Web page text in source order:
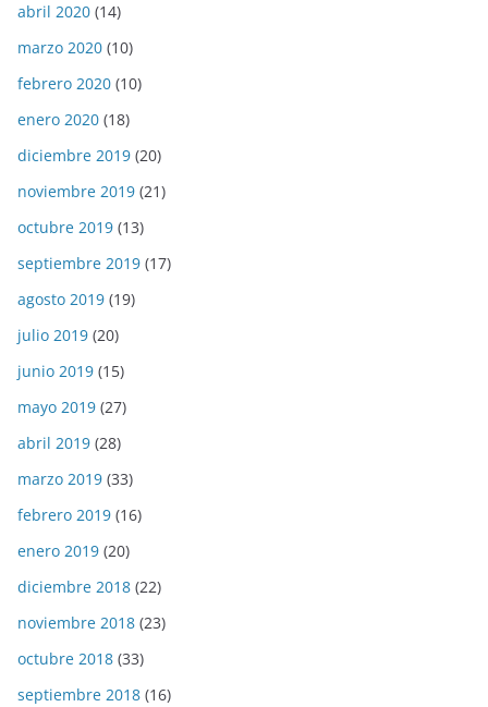
abril 2020 (14)
marzo 2020 (10)
febrero 2020 (10)
enero 2020 (18)
diciembre 2019 (20)
noviembre 2019 (21)
octubre 2019 (13)
septiembre 2019 (17)
agosto 2019 (19)
julio 2019 (20)
junio 2019 (15)
mayo 2019 (27)
abril 2019 (28)
marzo 2019 (33)
febrero 2019 (16)
enero 2019 (20)
diciembre 2018 (22)
noviembre 2018 (23)
octubre 2018 (33)
septiembre 2018 (16)